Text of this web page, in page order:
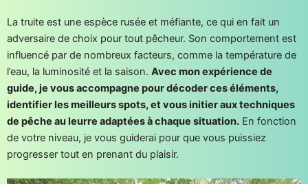
La truite est une espèce rusée et méfiante, ce qui en fait un
adversaire de choix pour tout pêcheur. Son comportement est
influencé par de nombreux facteurs, comme la température de
l’eau, la luminosité et la saison. Avec mon expérience de
guide, je vous accompagne pour décoder ces éléments,
identifier les meilleurs spots, et vous initier aux techniques
de pêche au leurre adaptées à chaque situation. En fonction
de votre niveau, je vous guiderai pour que vous puissiez
progresser tout en prenant du plaisir.